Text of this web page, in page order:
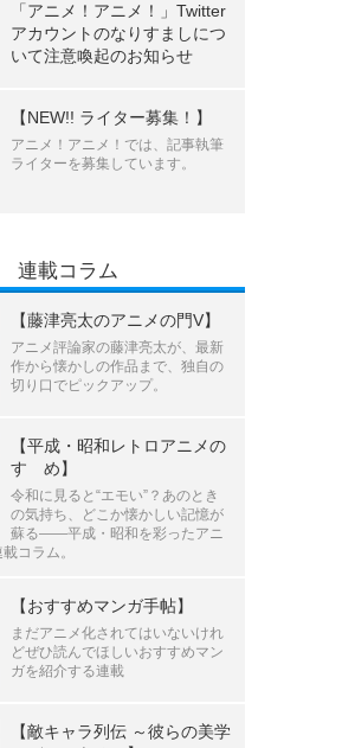
「アニメ！アニメ！」Twitter
アカウントのなりすましにつ
いて注意喚起のお知らせ
【NEW!! ライター募集！】
アニメ！アニメ！では、記事執筆
ライターを募集しています。
連載コラム
【藤津亮太のアニメの門V】
アニメ評論家の藤津亮太が、最新
作から懐かしの作品まで、独自の
切り口でピックアップ。
【平成・昭和レトロアニメの
すゝめ】
令和に見ると“エモい”？あのとき
の気持ち、どこか懐かしい記憶が
蘇る――平成・昭和を彩ったアニ
コラム。
【おすすめマンガ手帖】
まだアニメ化されてはいないけれ
どぜひ読んでほしいおすすめマン
ガを紹介する連載
【敵キャラ列伝 ～彼らの美学